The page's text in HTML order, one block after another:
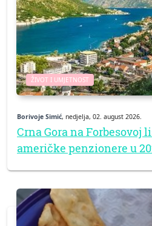
ŽIVOT I UMJETNOST
Borivoje Simić, nedjelja, 02. august 2026.
Crna Gora na Forbesovoj
američke penzionere u